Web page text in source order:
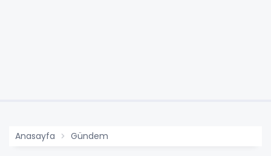
Anasayfa Gündem